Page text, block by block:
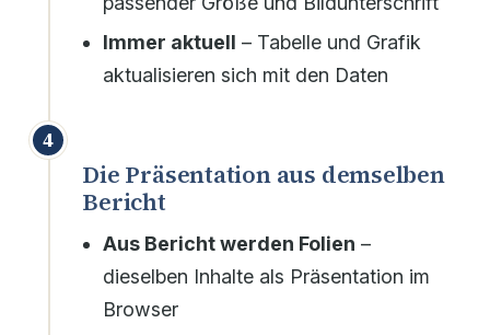
Immer aktuell – Tabelle und Grafik
aktualisieren sich mit den Daten
4
Die Präsentation aus demselben
Bericht
Aus Bericht werden Folien –
dieselben Inhalte als Präsentation im
Browser